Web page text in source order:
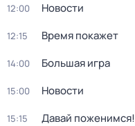
12:00 Новости
12:15 Время покажет
14:00 Большая игра
15:00 Новости
15:15 Давай поженимся!